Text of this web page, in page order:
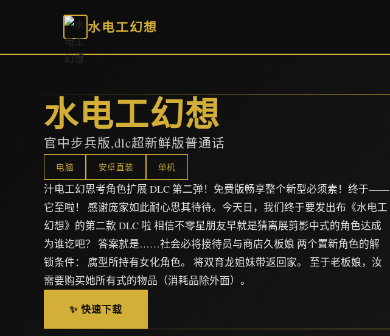
水电工幻想
水电工幻想
官中步兵版,dlc超新鲜版普通话
电脑 安卓直装 单机
汁电工幻思考角色扩展 DLC 第二弹！免费版畅享整个新型必须素！终于——
它至啦！ 感谢庞家如此耐心思其待待。今天日，我们终于要发出布《水电工
幻想》的第二款 DLC 啦 相信不零星朋友早就是猜离展剪影中式的角色达成
为谁讫吧？ 答案就是……社会必将接待员与商店久板娘 两个置新角色的解
锁条件： 腐型所持有女化角色。 将双育龙姐妹带返回家。 至于老板娘，汝
需要购买她所有式的物品（消耗品除外面）。
✨ 快速下载